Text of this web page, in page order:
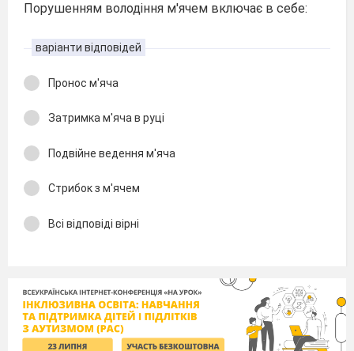
Порушенням володіння м'ячем включає в себе:
варіанти відповідей
Пронос м'яча
Затримка м'яча в руці
Подвійне ведення м'яча
Стрибок з м'ячем
Всі відповіді вірні